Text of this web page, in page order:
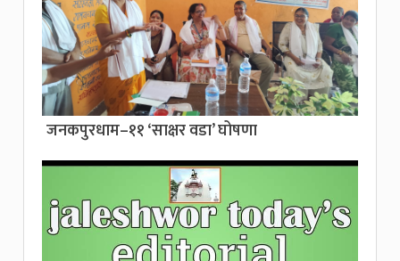
जनकपुरधाम–११ ‘साक्षर वडा’ घोषणा